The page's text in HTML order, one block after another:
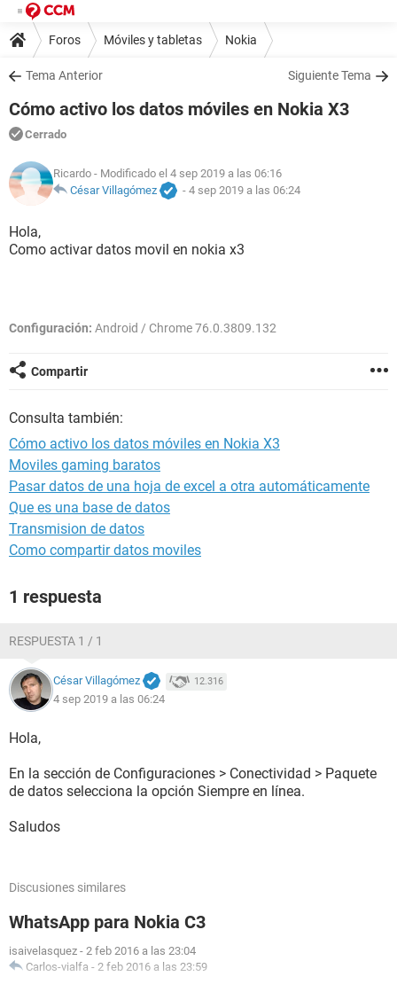
Foros Móviles y tabletas Nokia
Tema Anterior Siguiente Tema
Cómo activo los datos móviles en Nokia X3
Cerrado
Ricardo - Modificado el 4 sep 2019 a las 06:16
César Villagómez
- 4 sep 2019 a las 06:24
Hola,
Como activar datos movil en nokia x3
Configuración: Android / Chrome 76.0.3809.132
Compartir
Consulta también:
Cómo activo los datos móviles en Nokia X3
Moviles gaming baratos
Pasar datos de una hoja de excel a otra automáticamente
Que es una base de datos
Transmision de datos
Como compartir datos moviles
1 respuesta
RESPUESTA 1 / 1
César Villagómez 12.316
4 sep 2019 a las 06:24
Hola,
En la sección de Configuraciones > Conectividad > Paquete
de datos selecciona la opción Siempre en línea.
Saludos
Discusiones similares
WhatsApp para Nokia C3
isaivelasquez - 2 feb 2016 a las 23:04
Carlos-vialfa - 2 feb 2016 a las 23:59